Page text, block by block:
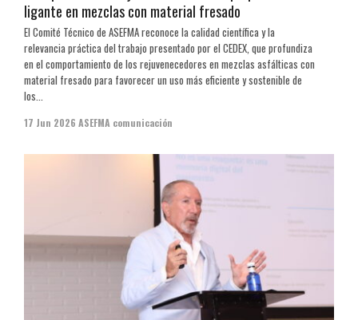
ligante en mezclas con material fresado
El Comité Técnico de ASEFMA reconoce la calidad científica y la
relevancia práctica del trabajo presentado por el CEDEX, que profundiza
en el comportamiento de los rejuvenecedores en mezclas asfálticas con
material fresado para favorecer un uso más eficiente y sostenible de
los...
17 Jun 2026 ASEFMA comunicación